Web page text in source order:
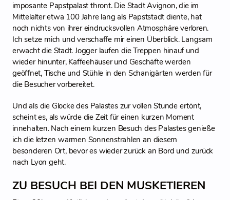
imposante Papstpalast thront. Die Stadt Avignon, die im
Mittelalter etwa 100 Jahre lang als Papststadt diente, hat
noch nichts von ihrer eindrucksvollen Atmosphäre verloren.
Ich setze mich und verschaffe mir einen Überblick. Langsam
erwacht die Stadt. Jogger laufen die Treppen hinauf und
wieder hinunter, Kaffeehäuser und Geschäfte werden
geöffnet, Tische und Stühle in den Schanigärten werden für
die Besucher vorbereitet.
Und als die Glocke des Palastes zur vollen Stunde ertönt,
scheint es, als würde die Zeit für einen kurzen Moment
innehalten. Nach einem kurzen Besuch des Palastes genieße
ich die letzen warmen Sonnenstrahlen an diesem
besonderen Ort, bevor es wieder zurück an Bord und zurück
nach Lyon geht.
ZU BESUCH BEI DEN MUSKETIEREN